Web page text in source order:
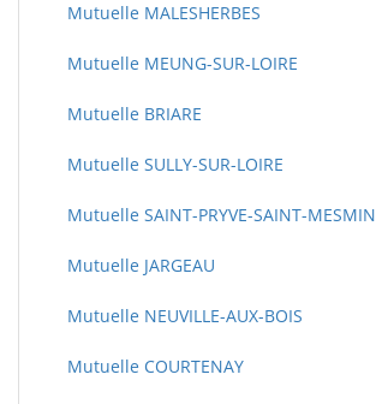
Mutuelle MALESHERBES
Mutuelle MEUNG-SUR-LOIRE
Mutuelle BRIARE
Mutuelle SULLY-SUR-LOIRE
Mutuelle SAINT-PRYVE-SAINT-MESMIN
Mutuelle JARGEAU
Mutuelle NEUVILLE-AUX-BOIS
Mutuelle COURTENAY